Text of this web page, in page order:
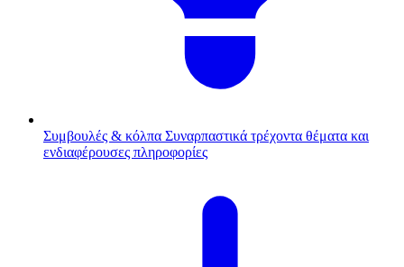
Συμβουλές & κόλπα Συναρπαστικά τρέχοντα θέματα και
ενδιαφέρουσες πληροφορίες